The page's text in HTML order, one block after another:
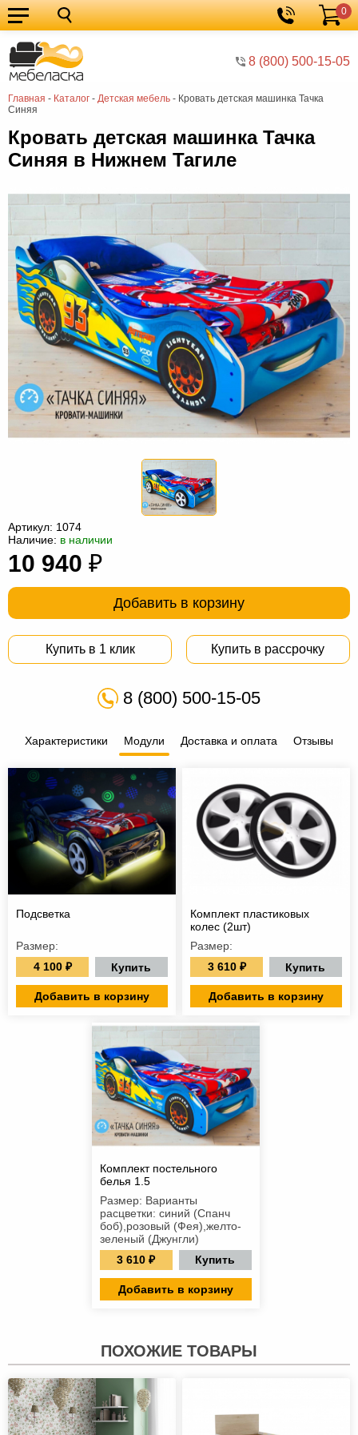
8 (800) 500-15-05
Корзина
0
Главная - Каталог - Детская мебель - Кровать детская машинка Тачка
Синяя
Кухонные
гарнитуры
Мебель
для
кухни
Мебель
для
спальни
Кровати
Шкафы
Диваны
мебель
Детская
мебель
Мебель
гостиную
Мебель
для
прихожей
Столы
Комоды
Офисная
мебель
Столы
под
Мебель
мешки
Мебель
из
ротанга
Садовая
мебель
Косметологическое
оборудование
Кровать детская машинка Тачка
Синяя в Нижнем Тагиле
Артикул: 1074
Наличие: в наличии
10 940 ₽
Добавить в корзину
Купить в 1 клик Купить в рассрочку
8 (800) 500-15-05
Характеристики Модули Доставка и оплата Отзывы
Подсветка
Размер:
4 100 ₽
Купить
Добавить в корзину
Комплект пластиковых
колес (2шт)
Размер:
3 610 ₽
Купить
Добавить в корзину
Комплект постельного
белья 1.5
Размер: Варианты
расцветки: синий (Спанч
боб),розовый (Фея),желто-
зеленый (Джунгли)
3 610 ₽
Купить
Добавить в корзину
ПОХОЖИЕ ТОВАРЫ